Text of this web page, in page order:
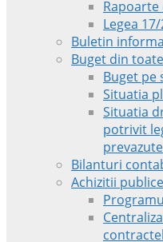
Rapoarte
Legea
Buletin
Buget din
Buget pe
Situatia
Situatia
potrivit
Bilanturi
Achizitii publice